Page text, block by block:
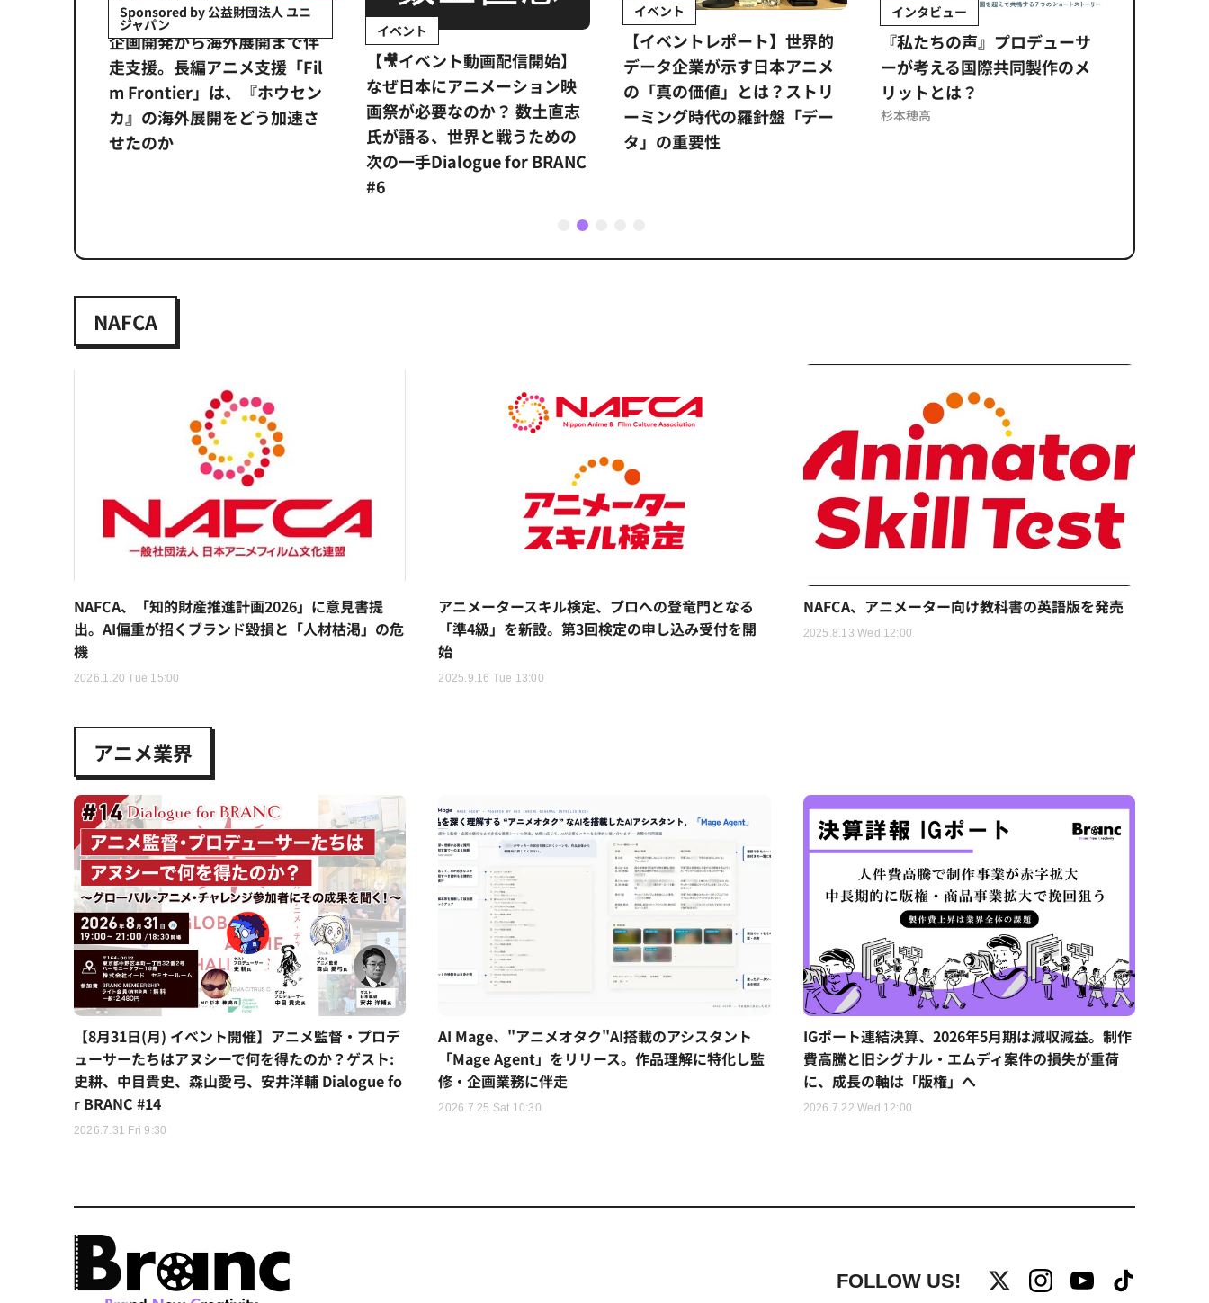
Sponsored by 公益財団法人 ユニ
ジャパン
企画開発から海外展開まで伴
走支援。長編アニメ支援「Fil
m Frontier」は、『ホウセン
カ』の海外展開をどう加速さ
せたのか
イベント
【🎥イベント動画配信開始】
なぜ日本にアニメーション映
画祭が必要なのか？ 数土直志
氏が語る、世界と戦うための
次の一手Dialogue for BRANC
#6
イベント
【イベントレポート】世界的
データ企業が示す日本アニメ
の「真の価値」とは？ストリ
ーミング時代の羅針盤「デー
タ」の重要性
インタビュー
『私たちの声』プロデューサ
ーが考える国際共同製作のメ
リットとは？
杉本穂高
1 2
NAFCA
NAFCA、「知的財産推進計画2026」に意見書提
出。AI偏重が招くブランド毀損と「人材枯渇」の危
機
2026.1.20 Tue 15:00
アニメータースキル検定、プロへの登竜門となる
「準4級」を新設。第3回検定の申し込み受付を開
始
2025.9.16 Tue 13:00
NAFCA、アニメーター向け教科書の英語版を発売
2025.8.13 Wed 12:00
アニメ業界
【8月31日(月) イベント開催】アニメ監督・プロデ
ューサーたちはアヌシーで何を得たのか？ゲスト:
史耕、中目貴史、森山愛弓、安井洋輔 Dialogue fo
r BRANC #14
2026.7.31 Fri 9:30
AI Mage、"アニメオタク"AI搭載のアシスタント
「Mage Agent」をリリース。作品理解に特化し監
修・企画業務に伴走
2026.7.25 Sat 10:30
IGポート連結決算、2026年5月期は減収減益。制作
費高騰と旧シグナル・エムディ案件の損失が重荷
に、成長の軸は「版権」へ
2026.7.22 Wed 12:00
FOLLOW US!